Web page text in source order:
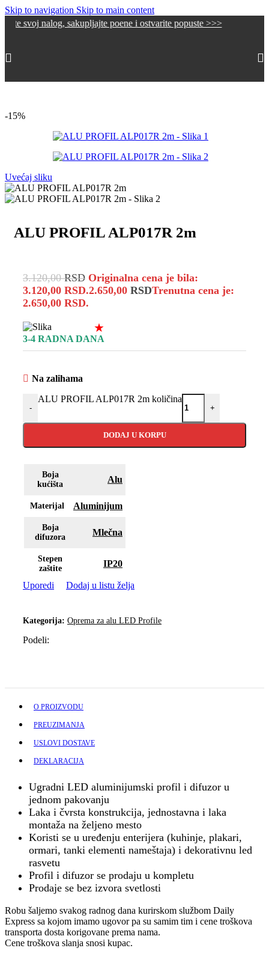
Skip to navigation Skip to main content
sakupljajte poene i ostvarite popuste >>>
-15%
Uvećaj sliku
ALU PROFIL ALP017R 2m
3.120,00RSD Originalna cena je bila:
3.120,00 RSD.2.650,00 RSDTrenutna cena je:
2.650,00 RSD.
★
3-4 RADNA DANA
Na zalihama
-
ALU PROFIL ALP017R 2m količina
+
DODAJ U KORPU
Boja
kućišta
Alu
Materijal Aluminijum
Boja
difuzora
Mlečna
Stepen
zaštite
IP20
Uporedi Dodaj u listu želja
Kategorija: Oprema za alu LED Profile
Podeli:
O PROIZVODU
PREUZIMANJA
USLOVI DOSTAVE
DEKLARACIJA
Ugradni LED aluminijumski profil i difuzor u
jednom pakovanju
Laka i čvrsta konstrukcija, jednostavna i laka
montaža na željeno mesto
Koristi se u uređenju enterijera (kuhinje, plakari,
ormari, tanki elementi nameštaja) i dekorativnu led
rasvetu
Profil i difuzor se prodaju u kompletu
Prodaje se bez izvora svetlosti
Robu šaljemo svakog radnog dana kurirskom službom Daily
Express sa kojom imamo ugovor pa su samim tim i cene troškova
transporta dosta korigovane prema nama.
Cene troškova slanja snosi kupac.